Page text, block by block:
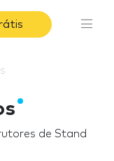
de Stand